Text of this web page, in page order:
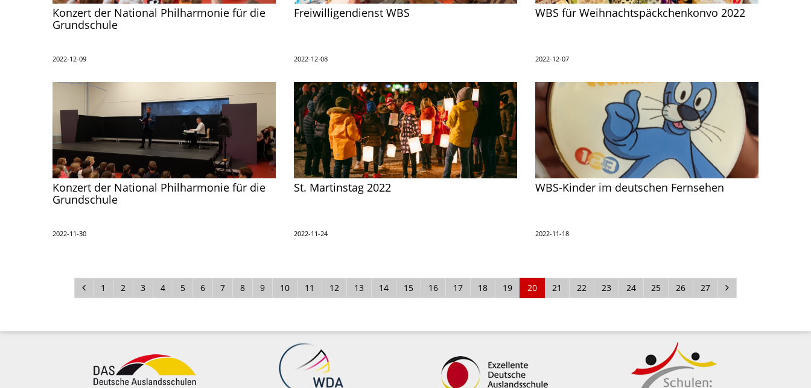
Konzert der National Philharmonie für die
Grundschule
2022-12-09
Freiwilligendienst WBS
2022-12-08
WBS für Weihnachtspäckchenkonvo 2022
2022-12-07
Konzert der National Philharmonie für die
Grundschule
2022-11-30
St. Martinstag 2022
2022-11-24
WBS-Kinder im deutschen Fernsehen
2022-11-18
1 2 3 4 5 6 7 8 9 10 11 12 13 14 15 16 17 18 19 20 21 22 23 24 25 26 27